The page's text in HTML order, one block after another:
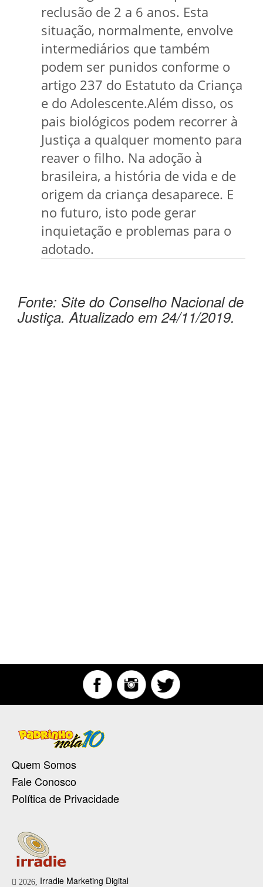
reclusão de 2 a 6 anos. Esta
situação, normalmente, envolve
intermediários que também
podem ser punidos conforme o
artigo 237 do Estatuto da Criança
e do Adolescente.Além disso, os
pais biológicos podem recorrer à
Justiça a qualquer momento para
reaver o filho. Na adoção à
brasileira, a história de vida e de
origem da criança desaparece. E
no futuro, isto pode gerar
inquietação e problemas para o
adotado.
Fonte: Site do Conselho Nacional de
Justiça. Atualizado em 24/11/2019.
Quem Somos
Fale Conosco
Política de Privacidade
2026, Irradie Marketing Digital